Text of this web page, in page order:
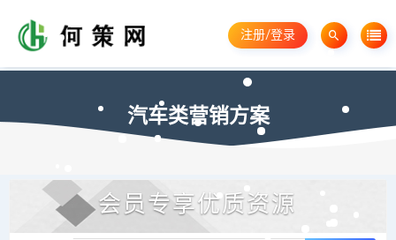
注册/登录
汽车类营销方案
会员专享优质资源